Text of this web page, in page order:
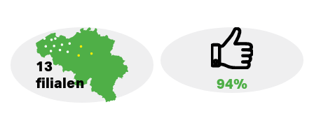
13
filialen
94%